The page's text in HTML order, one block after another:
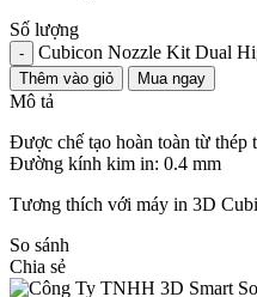
Số lượng
- Cubicon Nozzle Kit Dual
Thêm vào giỏ
Mua ngay
Mô tả
Được chế tạo hoàn toàn từ
Đường kính kim in: 0.4 mm
Tương thích với máy in 3D
So sánh
Chia sẻ